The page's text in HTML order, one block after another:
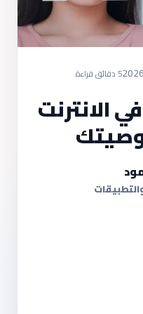
5 دقائق قراءة
الانترنت